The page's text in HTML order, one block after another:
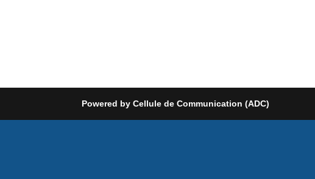
Powered by Cellule de Communication (ADC)